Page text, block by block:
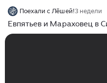
Поехали с Лёшей!3 недели
Евпятьев и Мараховец в